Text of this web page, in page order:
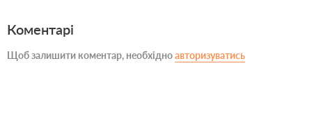
Коментарі
Щоб залишити коментар, необхідноавторизуватись